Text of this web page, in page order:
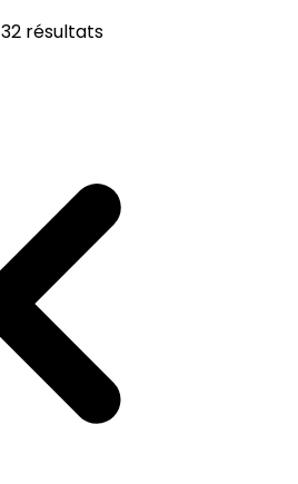
32 résultats